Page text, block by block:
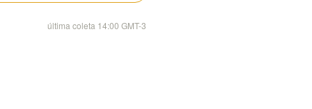
última coleta 14:00 GMT-3